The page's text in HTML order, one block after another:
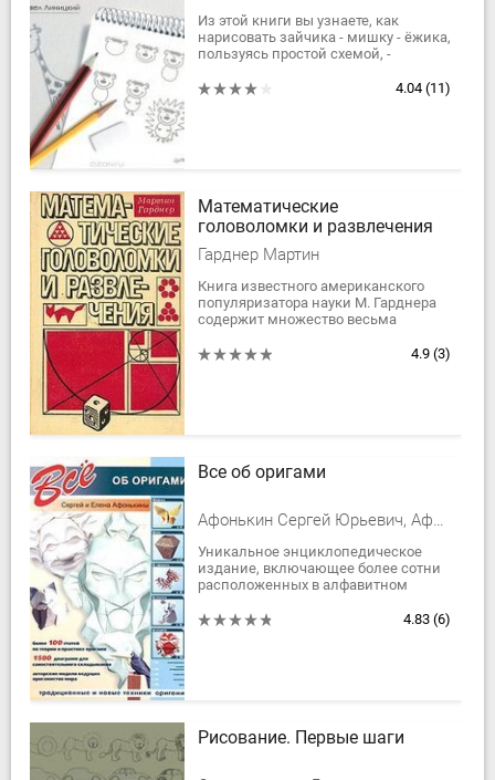
Из этой книги вы узнаете, как
нарисовать зайчика - мишку - ёжика,
пользуясь простой схемой, -
секунд. И УМЕТЬ РИСОВАТЬ для
4.04 (11)
Математические
головоломки и развлечения
Гарднер Мартин
Книга известного американского
популяризатора науки М. Гарднера
содержит множество весьма
головоломок из самых различных
4.9 (3)
Все об оригами
Афонькин Сергей Юрьевич, Афонькина Елена Юрьевна
Уникальное энциклопедическое
издание, включающее более сотни
расположенных в алфавитном
рассказывающих о всех аспектах
4.83 (6)
Рисование. Первые шаги